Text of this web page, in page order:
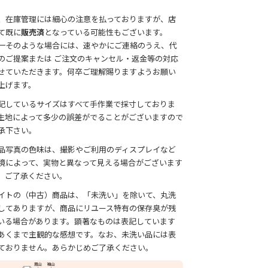
在庫管理には細心の注意を払っておりますが、店
既に販売済となっている可能性もございます。
そのような場合には、速やかにご連絡のうえ、代
ご提案または ご注文のキャンセル・返金等の対応
ていただきます。何卒ご理解賜りますようお願い
げます。
ているサイズはすべて手作業で採寸しておりま
地によって多少の誤差がでることがございますので
下さい。
写真の色味は、撮影やご利用のディスプレイなど
によって、実物と異なって見える場合がございます
ご了承ください。
トの（中古）商品は、「未洗い」を除いて、丸洗
てありますが、商品にリユース特有の保存臭が残
る場合があります。顕著なものは表記しています
くまで主観的な感想です。なお、未洗い品には表
おりません。あらかじめご了承ください。